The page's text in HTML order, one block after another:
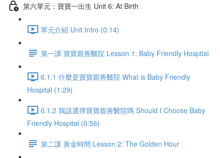
第六單元：寶寶一出生 Unit 6: At Birth
單元介紹 Unit Intro (0:14)
第一課 寶寶親善醫院 Lesson 1: Baby Friendly Hospital
6.1.1 什麼是寶寶親善醫院 What is Baby Friendly
Hospital (1:29)
6.1.2 我該選擇寶寶親善醫院嗎 Should I Choose Baby
Friendly Hospital (0:56)
第二課 黃金時間 Lesson 2: The Golden Hour